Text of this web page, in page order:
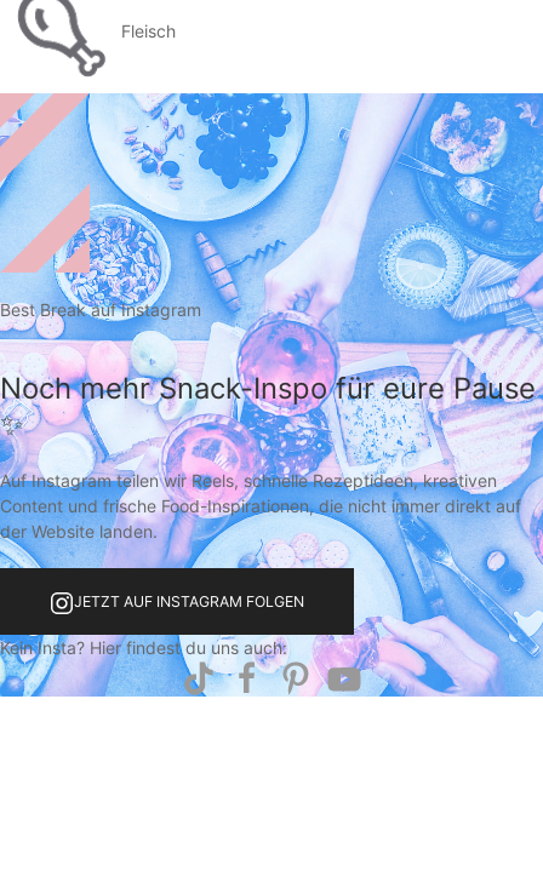
Fleisch
Best Break auf Instagram
Noch mehr Snack-Inspo für eure Pause
✨
Auf Instagram teilen wir Reels, schnelle Rezeptideen, kreativen
Content und frische Food-Inspirationen, die nicht immer direkt auf
der Website landen.
JETZT AUF INSTAGRAM FOLGEN
Kein Insta? Hier findest du uns auch: